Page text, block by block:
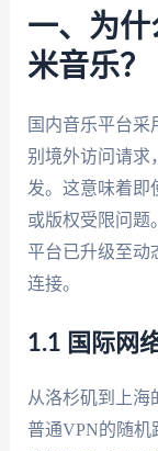
一、为
米音乐？
国内音乐平台采
别境外访问请求
发。这意味着即
或版权受限问题
平台已升级至动
连接。
1.1 国际网
从洛杉矶到上海
普通VPN的随机